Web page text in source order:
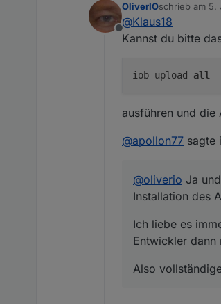
Ich
Also
Offline
OliverIOschrieb am 5.
zuletzt editiert
@Klaus18
Kannst du bitte
iob upload all
ausführen und die
@apollon77 sagte
@oliverio Ja
Installation des
Ich liebe es
Entwickler dann
Also